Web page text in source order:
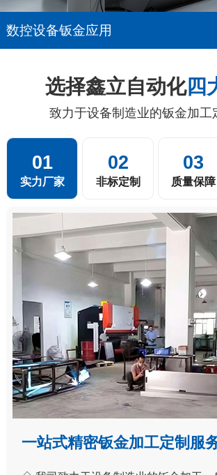
数控设备钣金应用
选择鑫立自动化四
致力于设备制造业的钣金加工
01
实力厂家
02
非标定制
03
质量保障
一站式精密钣金加工定制服